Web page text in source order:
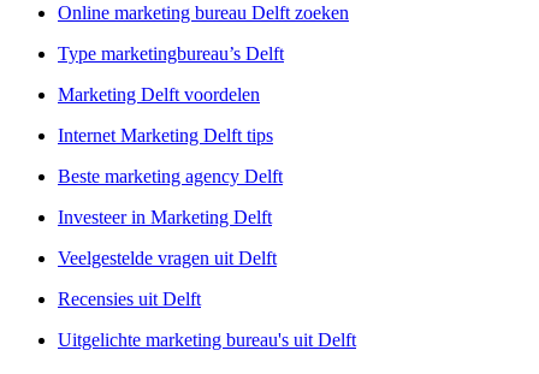
Online marketing bureau Delft zoeken
Type marketingbureau’s Delft
Marketing Delft voordelen
Internet Marketing Delft tips
Beste marketing agency Delft
Investeer in Marketing Delft
Veelgestelde vragen uit Delft
Recensies uit Delft
Uitgelichte marketing bureau's uit Delft